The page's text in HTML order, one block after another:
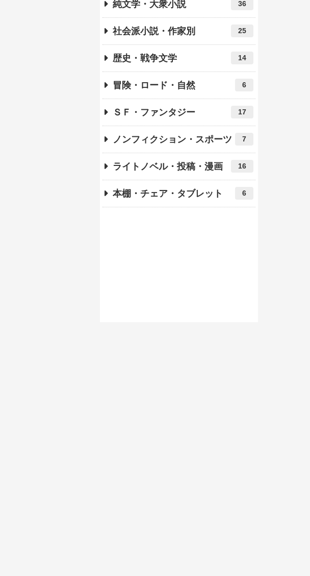
純文学・大衆小説 36
社会派小説・作家別 25
歴史・戦争文学 14
冒険・ロード・自然 6
ＳＦ・ファンタジー 17
ノンフィクション・スポーツ 7
ライトノベル・投稿・漫画 16
本棚・チェア・タブレット 6